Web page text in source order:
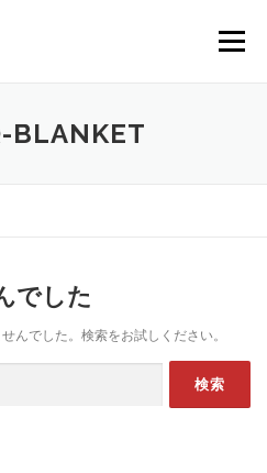
メニュー
ランド メディア
BLANKET
でした
んでした。検索をお試しください。